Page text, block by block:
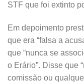
STF que foi extinto
Em depoimento
que era “falsa a
que “nunca se
o Erário”. Disse que
comissão ou